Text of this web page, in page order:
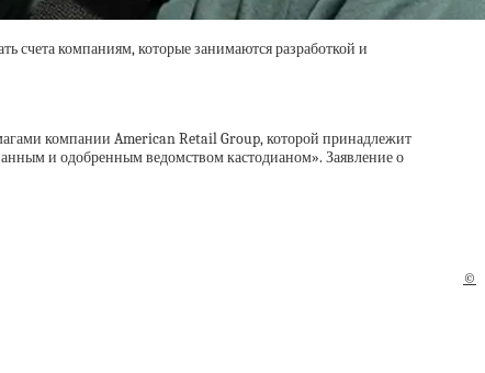
компаниям, которые занимаются разработкой и
компании American Retail Group, которой принадлежит
и одобренным ведомством кастодианом». Заявление о
©